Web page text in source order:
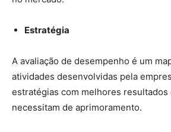
Estratégia
A avaliação de desempenho é um
atividades desenvolvidas pela
estratégias com melhores resultados
necessitam de aprimoramento.